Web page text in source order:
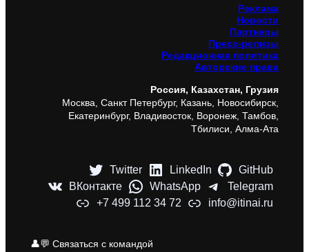
Реклама
Новости
Партнеры
Пресс-релизы
Редакционная политика
Авторские права
Россия, Казахстан, Грузия
Москва, Санкт Петербург, Казань, Новосибирск,
Екатеринбург, Владивосток, Воронеж, Тамбов,
Тбилиси, Алма-Ата
Twitter LinkedIn
GitHub
ВКонтакте
WhatsApp
Telegram
+7 499 112 34 72
info@itinai.ru
👤💬 Связаться с командой